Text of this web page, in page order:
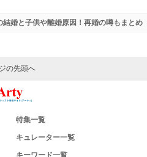
婚と子供や離婚原因！再婚の噂もまとめ
の先頭へ
特集一覧
キュレーター一覧
キーワード一覧